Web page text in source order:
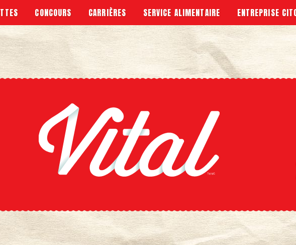
CONCOURS CARRIÈRES SERVICE ALIMENTAIRE ENTREPRISE